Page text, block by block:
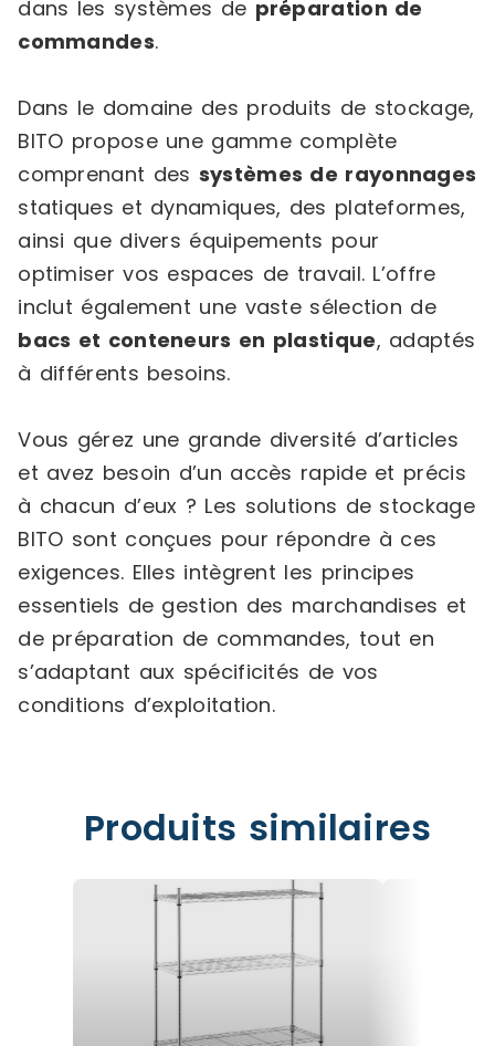
dans les systèmes de préparation de
commandes.
Dans le domaine des produits de stockage,
BITO propose une gamme complète
comprenant des systèmes de rayonnages
statiques et dynamiques, des plateformes,
ainsi que divers équipements pour
optimiser vos espaces de travail. L’offre
inclut également une vaste sélection de
bacs et conteneurs en plastique, adaptés
à différents besoins.
Vous gérez une grande diversité d’articles
et avez besoin d’un accès rapide et précis
à chacun d’eux ? Les solutions de stockage
BITO sont conçues pour répondre à ces
exigences. Elles intègrent les principes
essentiels de gestion des marchandises et
de préparation de commandes, tout en
s’adaptant aux spécificités de vos
conditions d’exploitation.
Produits similaires